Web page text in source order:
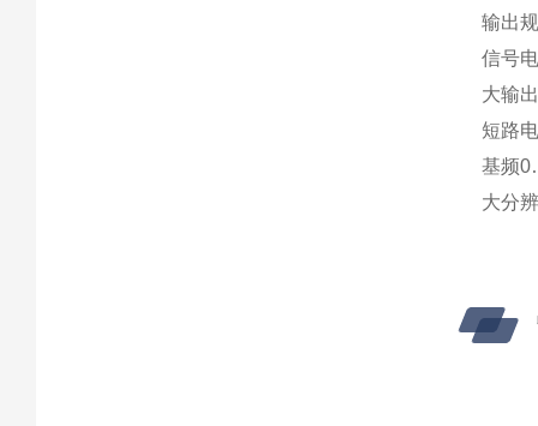
输出
信号
大输
短路
基频
大分